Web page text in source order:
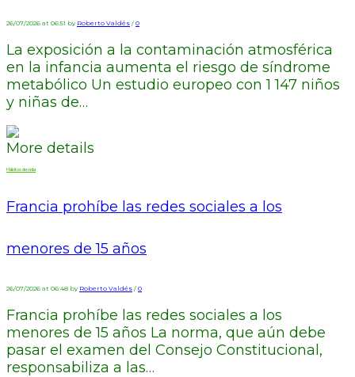
26/07/2026 at 06:51 by Roberto Valdés / 0
La exposición a la contaminación atmosférica
en la infancia aumenta el riesgo de síndrome
metabólico Un estudio europeo con 1 147 niños
y niñas de…
More details
Hábitos de vida
Francia prohíbe las redes sociales a los
menores de 15 años
26/07/2026 at 06:48 by Roberto Valdés / 0
Francia prohíbe las redes sociales a los
menores de 15 años La norma, que aún debe
pasar el examen del Consejo Constitucional,
responsabiliza a las…